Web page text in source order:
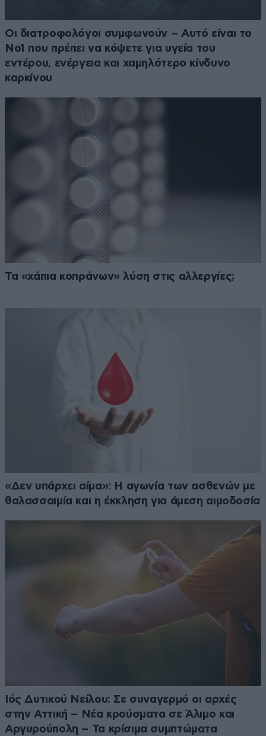
Οι διατροφολόγοι συμφωνούν – Αυτό είναι το
Νο1 που πρέπει να κόψετε για υγεία του
εντέρου, ενέργεια και χαμηλότερο κίνδυνο
καρκίνου
Τα «χάπια κοπράνων» λύση στις αλλεργίες;
«Δεν υπάρχει αίμα»: Η αγωνία των ασθενών με
θαλασσαιμία και η έκκληση για άμεση αιμοδοσία
Ιός Δυτικού Νείλου: Σε συναγερμό οι αρχές
στην Αττική – Νέα κρούσματα σε Άλιμο και
Αργυρούπολη – Τα κρίσιμα συμπτώματα